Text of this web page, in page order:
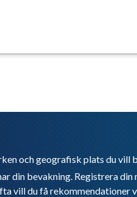
och geografisk plats du vill
din bevakning. Registrera
vill du få rekommendationer